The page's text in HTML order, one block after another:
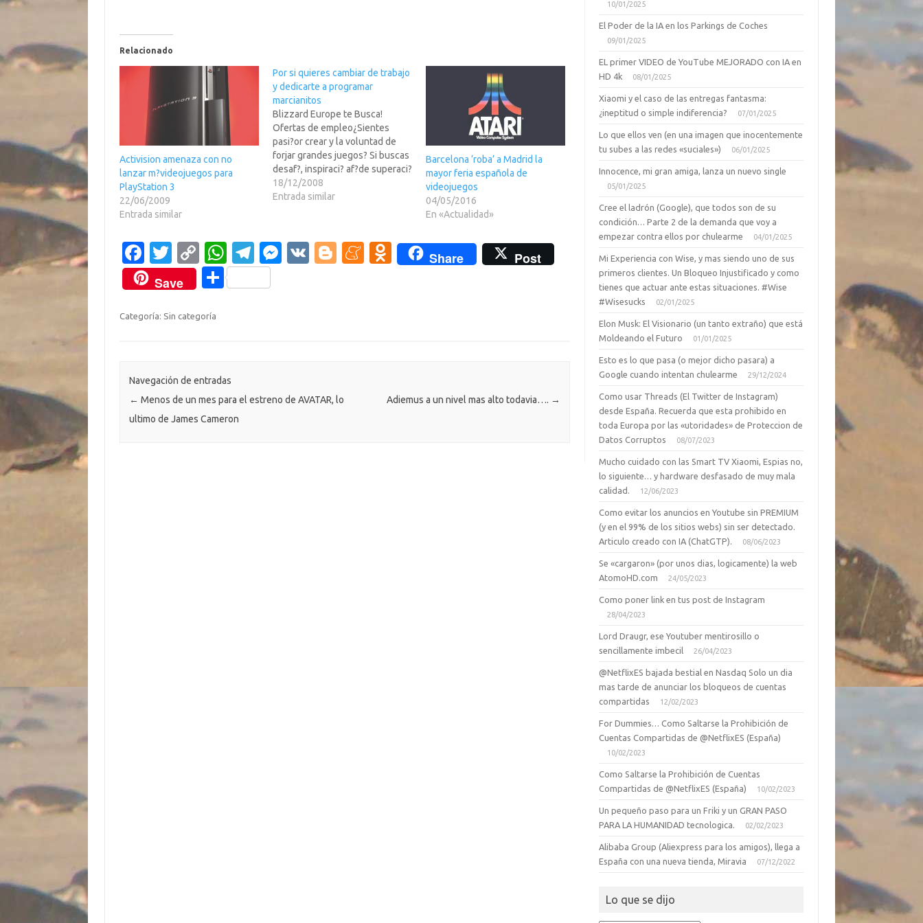
Relacionado
Activision amenaza con no
lanzar m?videojuegos para
PlayStation 3
22/06/2009
Entrada similar
Por si quieres cambiar de trabajo
y dedicarte a programar
marcianitos
Blizzard Europe te Busca!
Ofertas de empleo¿Sientes
pasi?or crear y la voluntad de
forjar grandes juegos? Si buscas
desaf?, inspiraci? af?de superaci?
entonces esta es la compa?que
buscas.En Blizzard
toda la industria, colaborando en
la creaci?e los mejores juegos…
18/12/2008
Entrada similar
Barcelona ‘roba’ a Madrid la
mayor feria española de
videojuegos
04/05/2016
En «Actualidad»
Fa
c
e
b
k
T
w
it
te
C
o
p
y
k
W
h
at
p
T
el
e
M
V
Bl
M O
ik
Share
Post
Save
C
ti
r
Categoría: Sin categoría
Navegación de entradas
← Menos de un mes para el estreno de AVATAR, lo
ultimo de James Cameron
Adiemus a un nivel mas alto todavia…. →
10/01/2025
El Poder de la IA en los Parkings de Coches
09/01/2025
EL primer VIDEO de YouTube MEJORADO con IA en
HD 4k
08/01/2025
Xiaomi y el caso de las entregas fantasma:
¿ineptitud o simple indiferencia?
07/01/2025
Lo que ellos ven (en una imagen que inocentemente
tu subes a las redes «suciales»)
06/01/2025
Innocence, mi gran amiga, lanza un nuevo single
05/01/2025
Cree el ladrón (Google), que todos son de su
condición… Parte 2 de la demanda que voy a
empezar contra ellos por chulearme
04/01/2025
Mi Experiencia con Wise, y mas siendo uno de sus
primeros clientes. Un Bloqueo Injustificado y como
tienes que actuar ante estas situaciones. #Wise
#Wisesucks
02/01/2025
Elon Musk: El Visionario (un tanto extraño) que está
Moldeando el Futuro
01/01/2025
Esto es lo que pasa (o mejor dicho pasara) a
Google cuando intentan chulearme
29/12/2024
Como usar Threads (El Twitter de Instagram)
desde España. Recuerda que esta prohibido en
toda Europa por las «utoridades» de Proteccion de
Datos Corruptos
08/07/2023
Mucho cuidado con las Smart TV Xiaomi, Espias no,
lo siguiente… y hardware desfasado de muy mala
calidad.
12/06/2023
Como evitar los anuncios en Youtube sin PREMIUM
(y en el 99% de los sitios webs) sin ser detectado.
Articulo creado con IA (ChatGTP).
08/06/2023
Se «cargaron» (por unos dias, logicamente) la web
AtomoHD.com
24/05/2023
Como poner link en tus post de Instagram
28/04/2023
Lord Draugr, ese Youtuber mentirosillo o
sencillamente imbecil
26/04/2023
@NetflixES bajada bestial en Nasdaq Solo un dia
mas tarde de anunciar los bloqueos de cuentas
compartidas
12/02/2023
For Dummies… Como Saltarse la Prohibición de
Cuentas Compartidas de @NetflixES (España)
10/02/2023
Como Saltarse la Prohibición de Cuentas
Compartidas de @NetflixES (España)
10/02/2023
Un pequeño paso para un Friki y un GRAN PASO
PARA LA HUMANIDAD tecnologica.
02/02/2023
Alibaba Group (Aliexpress para los amigos), llega a
España con una nueva tienda, Miravia
07/12/2022
Lo que se dijo